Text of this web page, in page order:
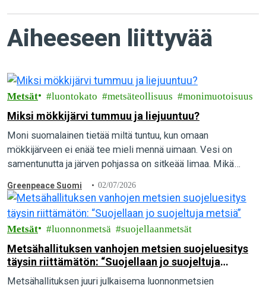
Aiheeseen liittyvää
Metsät luontokato metsäteollisuus monimuotoisuus
Miksi mökkijärvi tummuu ja liejuuntuu?
Moni suomalainen tietää miltä tuntuu, kun omaan
mökkijärveen ei enää tee mieli mennä uimaan. Vesi on
samentunutta ja järven pohjassa on sitkeää limaa. Mikä
Greenpeace Suomi 02/07/2026
Metsät luonnonmetsä suojellaanmetsät
Metsähallituksen vanhojen metsien suojeluesitys
täysin riittämätön: “Suojellaan jo suojeltuja
metsiä”
Metsähallituksen juuri julkaisema luonnonmetsien